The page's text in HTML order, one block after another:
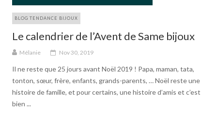
BLOG TENDANCE BIJOUX
Le calendrier de l’Avent de Same bijoux
Mélanie Nov 30, 2019
Il ne reste que 25 jours avant Noël 2019 ! Papa, maman, tata,
tonton, sœur, frère, enfants, grands-parents, … Noël reste une
histoire de famille, et pour certains, une histoire d’amis et c’est
bien ...